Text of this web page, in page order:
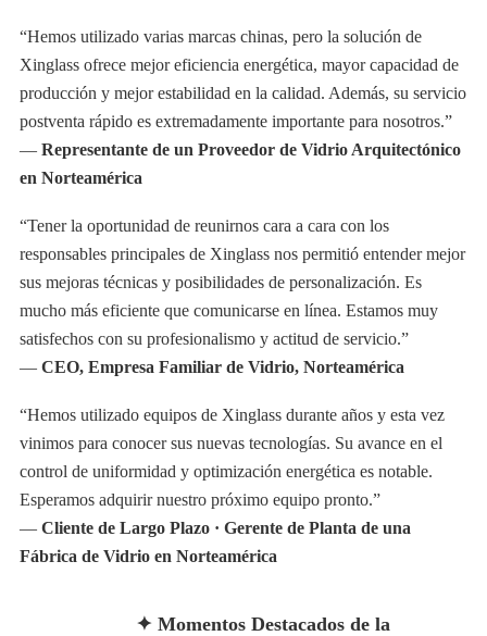
“Hemos utilizado varias marcas chinas, pero la solución de
Xinglass ofrece mejor eficiencia energética, mayor capacidad de
producción y mejor estabilidad en la calidad. Además, su servicio
postventa rápido es extremadamente importante para nosotros.”
— Representante de un Proveedor de Vidrio Arquitectónico
en Norteamérica
“Tener la oportunidad de reunirnos cara a cara con los
responsables principales de Xinglass nos permitió entender mejor
sus mejoras técnicas y posibilidades de personalización. Es
mucho más eficiente que comunicarse en línea. Estamos muy
satisfechos con su profesionalismo y actitud de servicio.”
— CEO, Empresa Familiar de Vidrio, Norteamérica
“Hemos utilizado equipos de Xinglass durante años y esta vez
vinimos para conocer sus nuevas tecnologías. Su avance en el
control de uniformidad y optimización energética es notable.
Esperamos adquirir nuestro próximo equipo pronto.”
— Cliente de Largo Plazo · Gerente de Planta de una
Fábrica de Vidrio en Norteamérica
✦ Momentos Destacados de la